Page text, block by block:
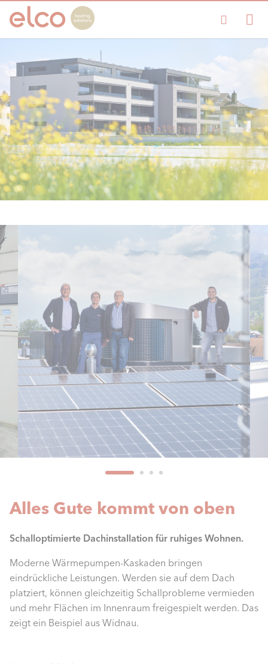
Alles Gute kommt von oben
Schalloptimierte Dachinstallation für ruhiges Wohnen.
Moderne Wärmepumpen-Kaskaden bringen
eindrückliche Leistungen. Werden sie auf dem Dach
platziert, können gleichzeitig Schallprobleme vermieden
und mehr Flächen im Innenraum freigespielt werden. Das
zeigt ein Beispiel aus Widnau.